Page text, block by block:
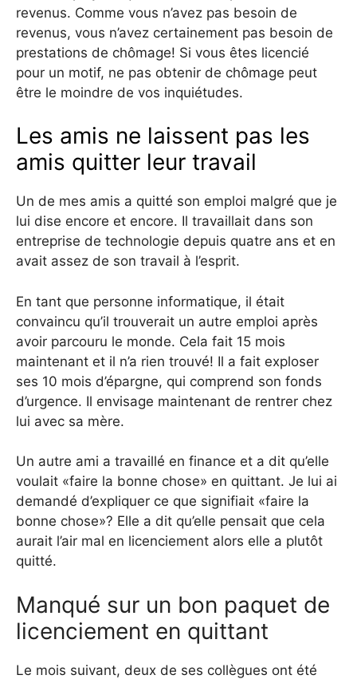
revenus. Comme vous n’avez pas besoin de
revenus, vous n’avez certainement pas besoin de
prestations de chômage! Si vous êtes licencié
pour un motif, ne pas obtenir de chômage peut
être le moindre de vos inquiétudes.
Les amis ne laissent pas les
amis quitter leur travail
Un de mes amis a quitté son emploi malgré que je
lui dise encore et encore. Il travaillait dans son
entreprise de technologie depuis quatre ans et en
avait assez de son travail à l’esprit.
En tant que personne informatique, il était
convaincu qu’il trouverait un autre emploi après
avoir parcouru le monde. Cela fait 15 mois
maintenant et il n’a rien trouvé! Il a fait exploser
ses 10 mois d’épargne, qui comprend son fonds
d’urgence. Il envisage maintenant de rentrer chez
lui avec sa mère.
Un autre ami a travaillé en finance et a dit qu’elle
voulait «faire la bonne chose» en quittant. Je lui ai
demandé d’expliquer ce que signifiait «faire la
bonne chose»? Elle a dit qu’elle pensait que cela
aurait l’air mal en licenciement alors elle a plutôt
quitté.
Manqué sur un bon paquet de
licenciement en quittant
Le mois suivant, deux de ses collègues ont été